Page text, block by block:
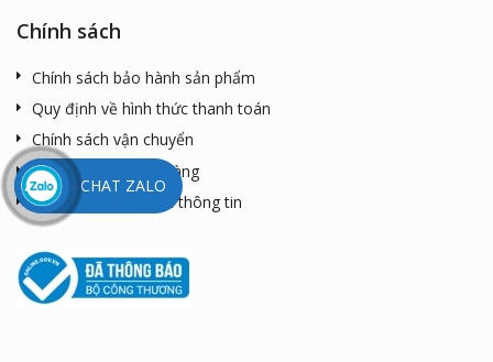
Chính sách
Chính sách bảo hành sản phẩm
Quy định về hình thức thanh toán
Chính sách vận chuyển
Chính sách đổi trả hàng
Chính sách bảo mật thông tin
CHAT ZALO